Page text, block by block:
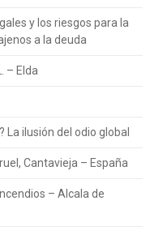
y los riesgos para la
a la deuda
– Elda
La ilusión del odio global
Cantavieja – España
– Alcala de